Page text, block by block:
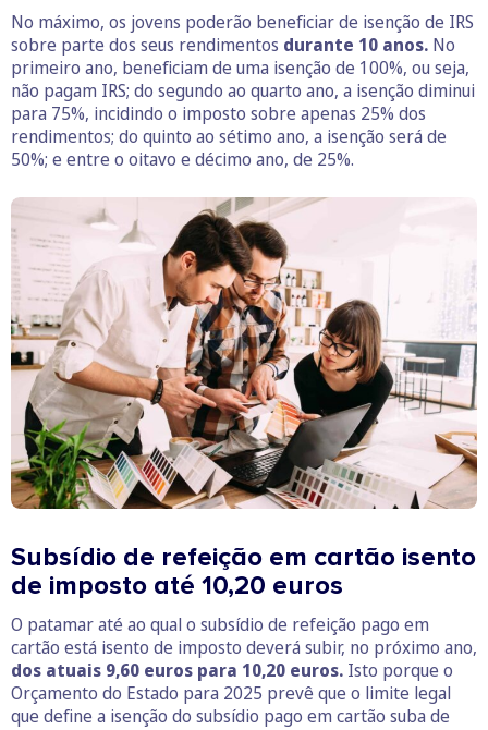
No máximo, os jovens poderão beneficiar de isenção de IRS
sobre parte dos seus rendimentos durante 10 anos. No
primeiro ano, beneficiam de uma isenção de 100%, ou seja,
não pagam IRS; do segundo ao quarto ano, a isenção diminui
para 75%, incidindo o imposto sobre apenas 25% dos
rendimentos; do quinto ao sétimo ano, a isenção será de
50%; e entre o oitavo e décimo ano, de 25%.
Subsídio de refeição em cartão isento
de imposto até 10,20 euros
O patamar até ao qual o subsídio de refeição pago em
cartão está isento de imposto deverá subir, no próximo ano,
dos atuais 9,60 euros para 10,20 euros. Isto porque o
Orçamento do Estado para 2025 prevê que o limite legal
que define a isenção do subsídio pago em cartão suba de